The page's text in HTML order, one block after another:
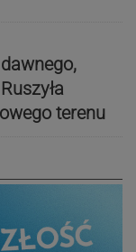
terenu